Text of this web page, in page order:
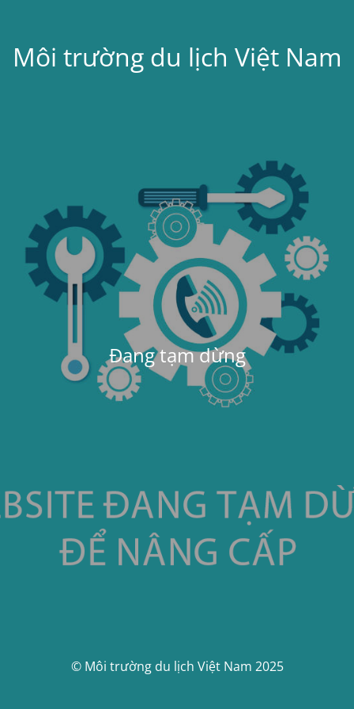
Môi trường du lịch Việt Nam
Đang tạm dừng
© Môi trường du lịch Việt Nam 2025